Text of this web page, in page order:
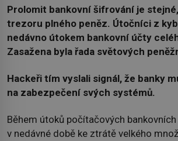
Prolomit bankovní šifrování je
trezoru plného peněz. Útočníci z
nedávno útokem bankovní účty
Zasažena byla řada světových
Hackeři tím vyslali signál, že banky
na zabezpečení svých systémů.
Během útoků počítačových
v nedávné době ke ztrátě velkého